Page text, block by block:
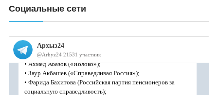
Социальные сети